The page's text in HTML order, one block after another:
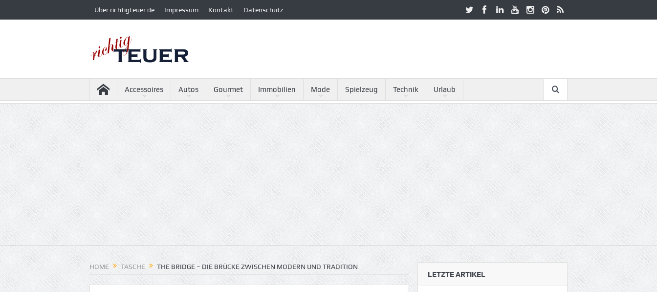
Über richtigteuer.de Impressum Kontakt Datenschutz
Accessoires Autos Gourmet Immobilien Mode Spielzeug Technik Urlaub
HOME TASCHE THE BRIDGE – DIE BRÜCKE ZWISCHEN MODERN UND TRADITION
LETZTE ARTIKEL